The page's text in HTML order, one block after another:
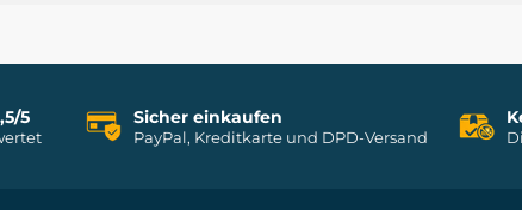
5 Sicher einkaufen
PayPal, Kreditkarte und DPD-Versand